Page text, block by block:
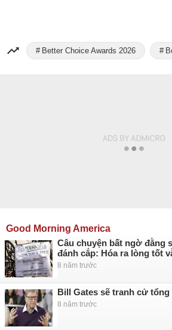
Better Choice Awards 2026
Good Morning America
Câu chuyện bất ngờ đằng
đánh cắp: Hóa ra lòng tốt
8 năm trước
Bill Gates sẽ tranh cử
8 năm trước